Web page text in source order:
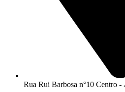
Rua Rui Barbosa n°10 Centro